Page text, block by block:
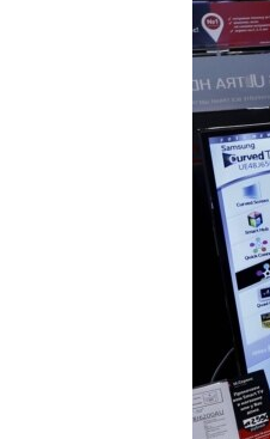
КРЫМ.НЕПОКОРЕННЫЙ
УКРАИНСКАЯ ПРОБЛЕМА КРЫМА